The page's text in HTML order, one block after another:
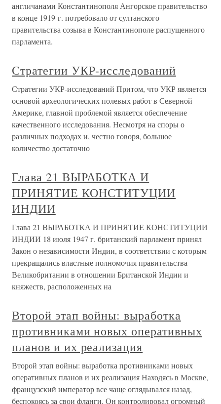
англичанами Константинополя Ангорское правительство
в конце 1919 г. потребовало от султанского
правительства созыва в Константинополе распущенного
парламента.
Стратегии УКР-исследований
Стратегии УКР-исследований Притом, что УКР является
основой археологических полевых работ в Северной
Америке, главной проблемой является обеспечение
качественного исследования. Несмотря на споры о
различных подходах и, честно говоря, большое
количество достаточно
Глава 21 ВЫРАБОТКА И
ПРИНЯТИЕ КОНСТИТУЦИИ
ИНДИИ
Глава 21 ВЫРАБОТКА И ПРИНЯТИЕ КОНСТИТУЦИИ
ИНДИИ 18 июля 1947 г. британский парламент принял
Закон о независимости Индии, в соответствии с которым
прекращались властные полномочия правительства
Великобритании в отношении Британской Индии и
княжеств, расположенных на
Второй этап войны: выработка
противниками новых оперативных
планов и их реализация
Второй этап войны: выработка противниками новых
оперативных планов и их реализация Находясь в Москве,
французский император все чаще оглядывался назад,
беспокоясь за свои фланги. Он контролировал огромный